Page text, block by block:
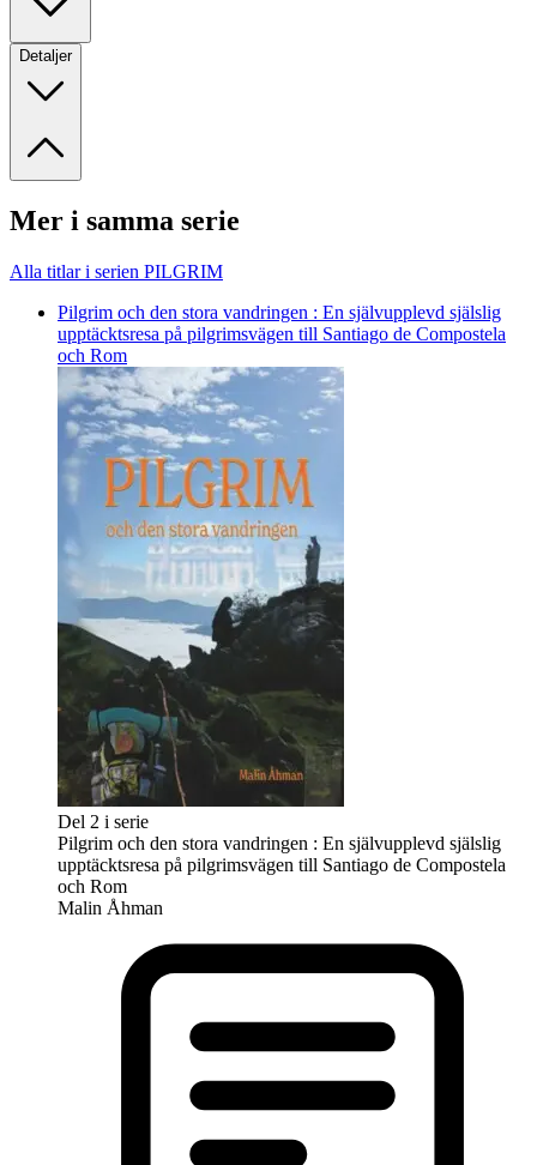
Detaljer
Mer i samma serie
Alla titlar i serien PILGRIM
Pilgrim och den stora vandringen : En självupplevd själslig
upptäcktsresa på pilgrimsvägen till Santiago de Compostela
och Rom
Del 2 i serie
Pilgrim och den stora vandringen : En självupplevd själslig
upptäcktsresa på pilgrimsvägen till Santiago de Compostela
och Rom
Malin Åhman